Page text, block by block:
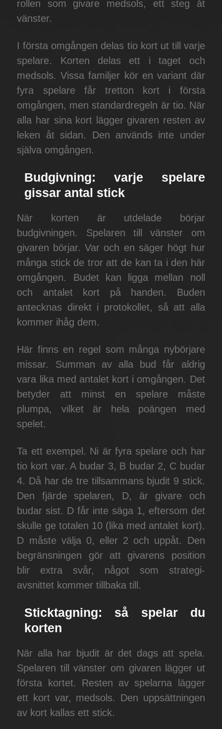
rollen som givare medsols, ett steg åt
vänster.
I första omgången delas tio kort ut till varje
spelare. Korten delas ett i taget och
medsols. Vissa familjer kör en variant där
fyra spelare får tretton kort i första
omgången, men standardregeln är tio. När
alla har sina kort lägger givaren resten av
leken åt sidan. Den används inte under
själva omgången.
Budgivning: varje spelare
gissar antal stick
När korten är utdelade börjar
budgivningen. Spelaren till vänster om
givaren börjar. Var och en säger högt hur
många stick de tror att de kan ta i den här
omgången. Budet kan ligga mellan noll
och antalet kort på handen. Buden
antecknas direkt i protokollet, så att alla
kommer ihåg dem.
Här finns en regel som många nybörjare
missar. Summan av alla bud får aldrig
vara lika med antalet kort i omgången. Det
betyder att minst en spelare måste
plumpa, vilket är hela poängen med
spelet.
Ta ett exempel. Ni är fyra spelare och har
tio kort var. A budar 3, B budar 2, C budar
4. Då har de tre tillsammans bjudit 9 stick.
Den fjärde spelaren, D, är givare och
budar sist. D får inte säga 1, eftersom det
skulle ge totalen 10 (lika med antalet kort).
D måste välja 0, eller 2 och uppåt. Den
begränsningen gör att givarens position
blir extra svår, något som strategi-
avsnittet kommer tillbaka till.
Sticktagning: så spelar du
korten
När alla har bjudit är det dags att spela.
Spelaren till vänster om givaren lägger ut
första kortet. Resten av spelarna lägger
ett kort var, medsols. Den uppsättningen
av kort kallas ett stick.